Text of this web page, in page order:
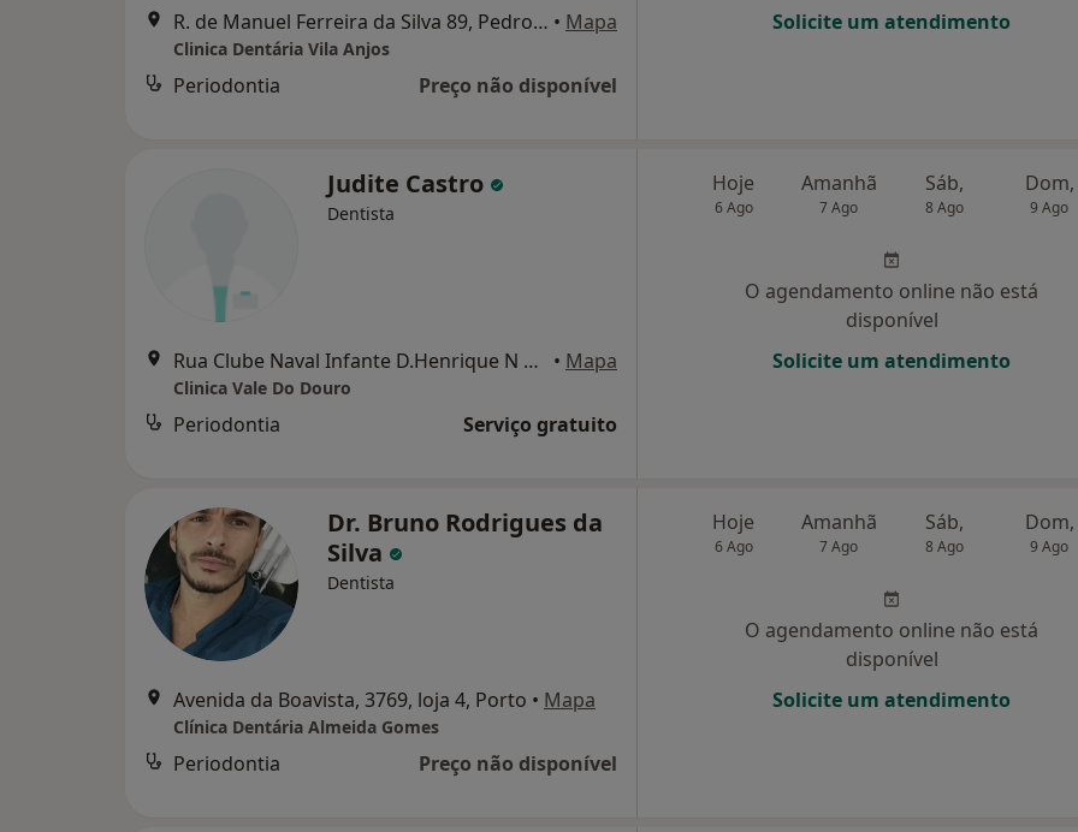
R. de Manuel Ferreira da Silva 89, Pedroso • Mapa
Clinica Dentária Vila Anjos
Periodontia Preço não disponível
Solicite um atendimento
Judite Castro
Dentista
Rua Clube Naval Infante D.Henrique N 460, Valbom Gdm • Mapa
Clinica Vale Do Douro
Periodontia Serviço gratuito
Hoje
6 Ago
Amanhã
7 Ago
Sáb,
8 Ago
Dom,
9 Ago
O agendamento online não está
disponível
Solicite um atendimento
Dr. Bruno Rodrigues da
Silva
Dentista
Avenida da Boavista, 3769, loja 4, Porto • Mapa
Clínica Dentária Almeida Gomes
Periodontia Preço não disponível
Hoje
6 Ago
Amanhã
7 Ago
Sáb,
8 Ago
Dom,
9 Ago
O agendamento online não está
disponível
Solicite um atendimento